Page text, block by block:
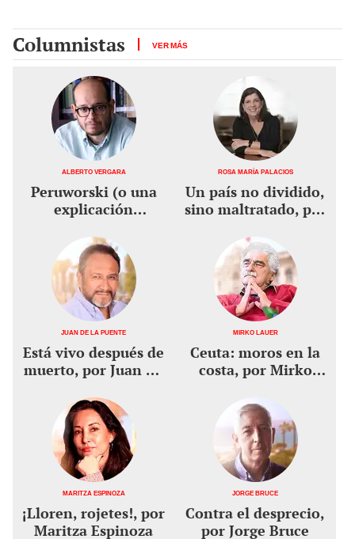
Columnistas VER MÁS
Alberto Vergara
Peruworski (o una
explicación
Alberto Vergara
Rosa María Palacios
Un país no dividido,
sino maltratado, por
Juan De la Puente
Está vivo después de
muerto, por Juan De
Mirko Lauer
Ceuta: moros en la
costa, por Mirko
Maritza Espinoza
¡Lloren, rojetes!, por
Maritza Espinoza
Jorge Bruce
Contra el desprecio,
por Jorge Bruce